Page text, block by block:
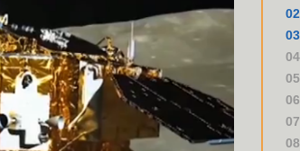
02
03
04
仪
05
06
07
08